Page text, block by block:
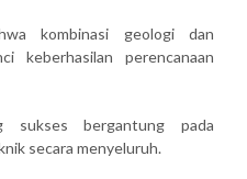
kombinasi geologi dan
keberhasilan perencanaan
sukses bergantung pada
secara menyeluruh.